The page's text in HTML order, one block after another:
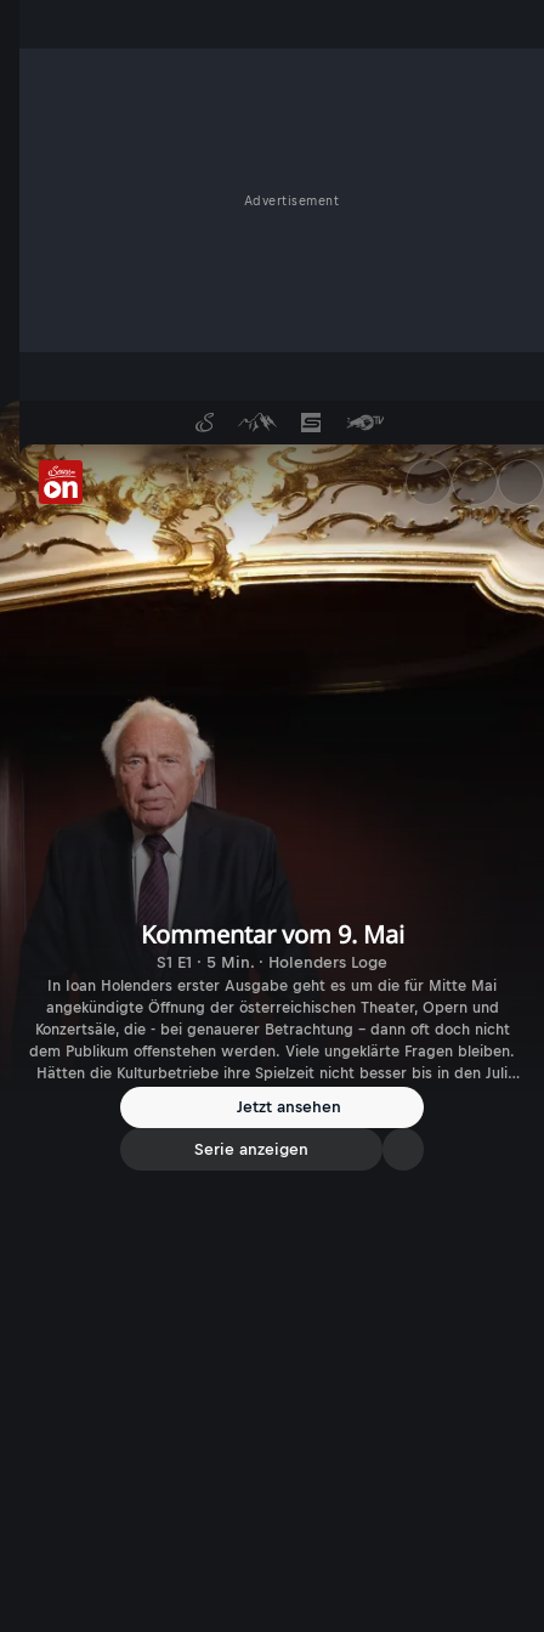
Advertisement
Kommentar vom 9. Mai -
Kommentar vom 9. Mai
S1 E1 · 5 Min. · Holenders Loge
In Ioan Holenders erster Ausgabe geht es um die für Mitte Mai
angekündigte Öffnung der österreichischen Theater, Opern und
Konzertsäle, die - bei genauerer Betrachtung – dann oft doch nicht
dem Publikum offenstehen werden. Viele ungeklärte Fragen bleiben.
Hätten die Kulturbetriebe ihre Spielzeit nicht besser bis in den Juli
verlängern sollen? Eines steht für Ioan Holender jedenfalls fest: jeder
analoge Theaterbesuch ist dem Anschauen eines digitalen Streaming-
Angebots in jedem Fall vorzuziehen.
Jetzt ansehen
Serie anzeigen